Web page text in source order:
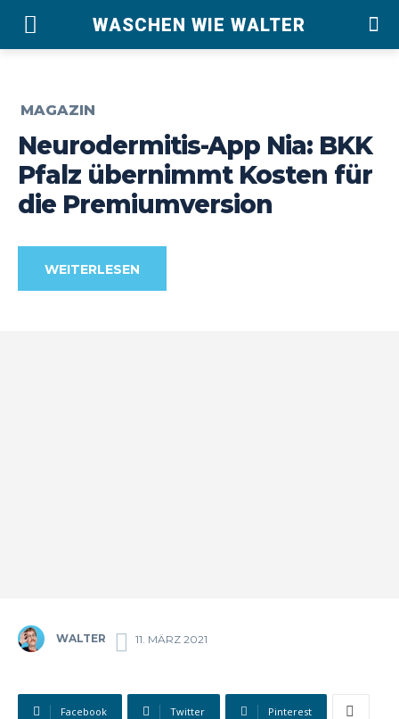
WASCHEN WIE WALTER
MAGAZIN
Neurodermitis-App Nia: BKK
Pfalz übernimmt Kosten für
die Premiumversion
WEITERLESEN
WALTER 11. MÄRZ 2021
Facebook Twitter Pinterest